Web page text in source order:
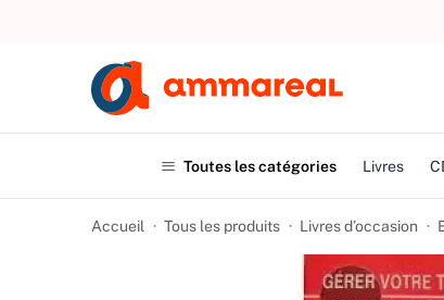
Toutes les catégories Livres
Accueil Tous les produits Livres d’occasion